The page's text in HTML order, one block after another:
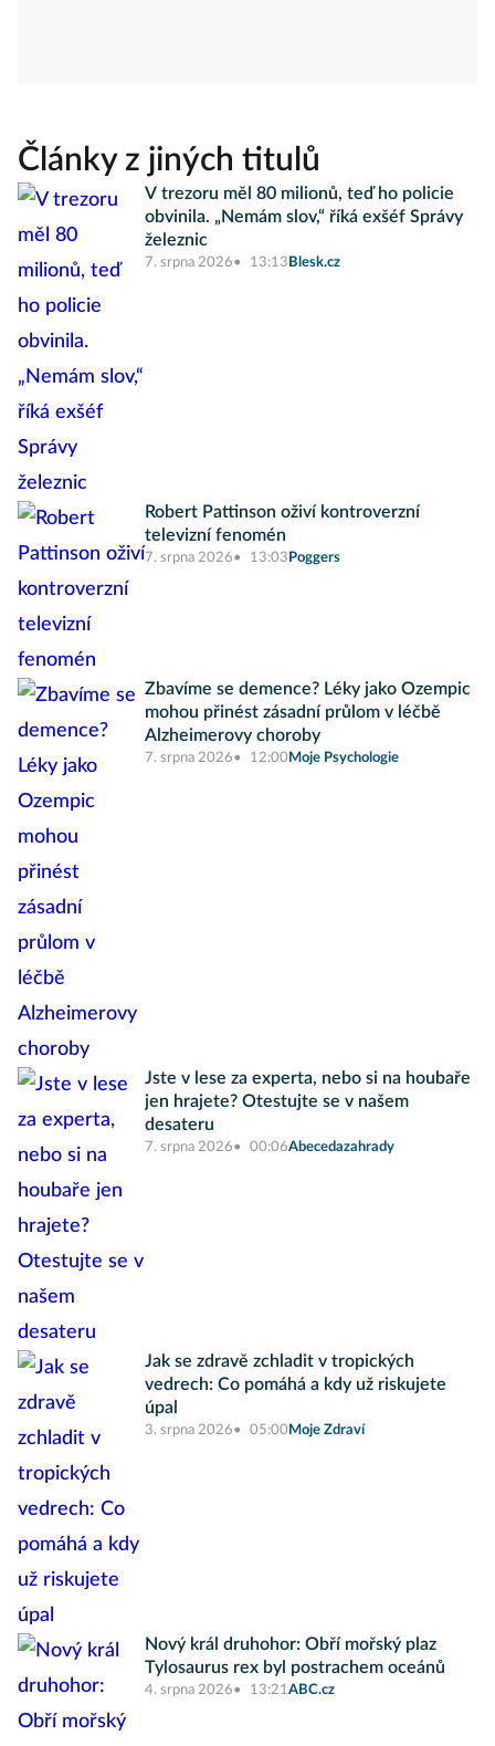
Články z jiných titulů
V trezoru měl 80 milionů, teď ho policie
obvinila. „Nemám slov,“ říká exšéf Správy
železnic
7. srpna 2026 13:13 Blesk.cz
Robert Pattinson oživí kontroverzní
televizní fenomén
7. srpna 2026 13:03 Poggers
Zbavíme se demence? Léky jako Ozempic
mohou přinést zásadní průlom v léčbě
Alzheimerovy choroby
7. srpna 2026 12:00 Moje Psychologie
Jste v lese za experta, nebo si na houbaře
jen hrajete? Otestujte se v našem
desateru
7. srpna 2026 00:06Abecedazahrady
Jak se zdravě zchladit v tropických
vedrech: Co pomáhá a kdy už riskujete
úpal
3. srpna 2026 05:00 Moje Zdraví
Nový král druhohor: Obří mořský plaz
Tylosaurus rex byl postrachem oceánů
4. srpna 2026 13:21ABC.cz